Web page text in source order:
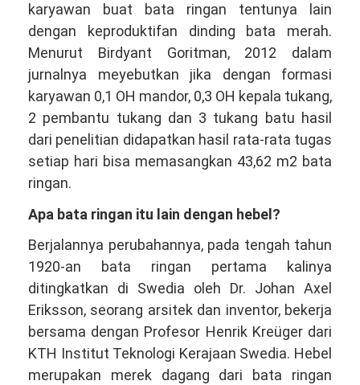
karyawan buat bata ringan tentunya lain
dengan keproduktifan dinding bata merah.
Menurut Birdyant Goritman, 2012 dalam
jurnalnya meyebutkan jika dengan formasi
karyawan 0,1 OH mandor, 0,3 OH kepala tukang,
2 pembantu tukang dan 3 tukang batu hasil
dari penelitian didapatkan hasil rata-rata tugas
setiap hari bisa memasangkan 43,62 m2 bata
ringan.
Apa bata ringan itu lain dengan hebel?
Berjalannya perubahannya, pada tengah tahun
1920-an bata ringan pertama kalinya
ditingkatkan di Swedia oleh Dr. Johan Axel
Eriksson, seorang arsitek dan inventor, bekerja
bersama dengan Profesor Henrik Kreüger dari
KTH Institut Teknologi Kerajaan Swedia. Hebel
merupakan merek dagang dari bata ringan